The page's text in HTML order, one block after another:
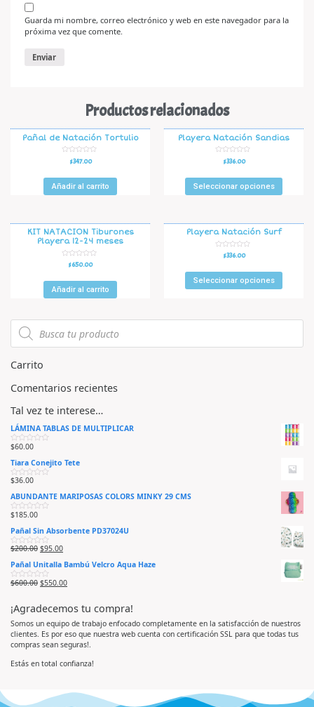
Guarda mi nombre, correo electrónico y web en este navegador para la
próxima vez que comente.
Productos relacionados
Pañal de Natación Tortulio
o
r
a
d
0
d
e
5
$347.00
Añadir al carrito
Playera Natación Sandias
o
r
a
d
0
d
e
5
$336.00
Seleccionar opciones
KIT NATACION Tiburones
Playera 12-24 meses
o
r
a
d
n
d
e
$650.00
Añadir al carrito
Playera Natación Surf
o
r
a
d
$336.00
Seleccionar opciones
Carrito
Comentarios recientes
Tal vez te interese…
LÁMINA TABLAS DE MULTIPLICAR
V
l
o
r
a
o
e
n
0
e
5
$60.00
Tiara Conejito Tete
V
l
o
r
a
o
e
n
0
e
5
$36.00
ABUNDANTE MARIPOSAS COLORS MINKY 29 CMS
V
l
o
r
a
o
e
n
0
5
$185.00
Pañal Sin Absorbente PD37024U
V
l
o
r
a
e
n
0
d
e
5
$200.00 $95.00
Pañal Unitalla Bambú Velcro Aqua Haze
V
o
r
a
d
o
n
d
e
$600.00 $550.00
¡Agradecemos tu compra!
Somos un equipo de trabajo enfocado completamente en la satisfacción de nuestros
clientes. Es por eso que nuestra web cuenta con certificación SSL para que todas tus
compras sean seguras!.
Estás en total confianza!